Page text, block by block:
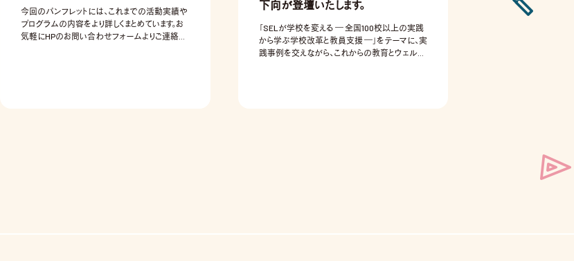
今回のパンフレットには、これまでの活動実績や
プログラムの内容をより詳しくまとめています。お
気軽にHPのお問い合わせフォームよりご連絡く
下向が登壇いたします。
「SELが学校を変える ― 全国100校以上の実践
から学ぶ学校改革と教員支援 ―」をテーマに、実
践事例を交えながら、これからの教育とウェルビ